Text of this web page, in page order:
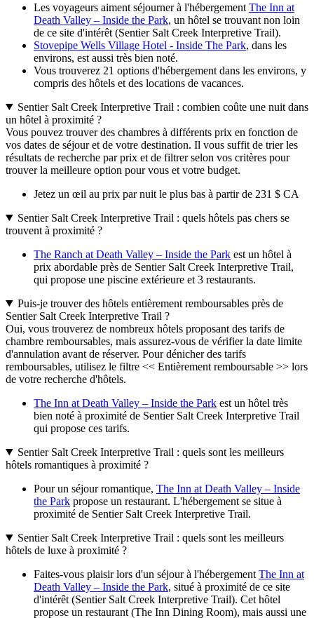
Les voyageurs aiment séjourner à l'hébergement The Inn at
Death Valley – Inside the Park, un hôtel se trouvant non loin
de ce site d'intérêt (Sentier Salt Creek Interpretive Trail).
Stovepipe Wells Village Hotel - Inside The Park, dans les
environs, est aussi très bien noté.
Vous trouverez 21 options d'hébergement dans les environs, y
compris des hôtels et des locations de vacances.
Sentier Salt Creek Interpretive Trail : combien coûte une nuit dans
un hôtel à proximité ?
Vous pouvez trouver des chambres à différents prix en fonction de
vos dates de séjour et de votre destination. Il vous suffit de trier les
résultats de recherche par prix et de filtrer selon vos critères pour
trouver la meilleure option pour vous et votre budget.
Jetez un œil au prix par nuit le plus bas à partir de 231 $ CA
Sentier Salt Creek Interpretive Trail : quels hôtels pas chers se
trouvent à proximité ?
The Ranch at Death Valley – Inside the Park est un hôtel à
prix abordable près de Sentier Salt Creek Interpretive Trail,
qui propose une piscine extérieure et 3 restaurants.
Puis-je trouver des hôtels entièrement remboursables près de
Sentier Salt Creek Interpretive Trail ?
Oui, vous trouverez de nombreux hôtels proposant des tarifs de
chambre remboursables, mais assurez-vous de vérifier la date limite
d'annulation avant de réserver. Pour dénicher des tarifs
remboursables, utilisez le filtre << Entièrement remboursable >> lors
de votre recherche d'hôtels.
The Inn at Death Valley – Inside the Park est un hôtel très
bien noté à proximité de Sentier Salt Creek Interpretive Trail
qui propose ces tarifs.
Sentier Salt Creek Interpretive Trail : quels sont les meilleurs
hôtels romantiques à proximité ?
Pour un séjour romantique, The Inn at Death Valley – Inside
the Park propose un restaurant. L'hébergement se situe à
proximité de Sentier Salt Creek Interpretive Trail.
Sentier Salt Creek Interpretive Trail : quels sont les meilleurs
hôtels de luxe à proximité ?
Faites-vous plaisir lors d'un séjour à l'hébergement The Inn at
Death Valley – Inside the Park, situé à proximité de ce site
d'intérêt (Sentier Salt Creek Interpretive Trail). Cet hôtel
propose un restaurant (The Inn Dining Room), mais aussi une